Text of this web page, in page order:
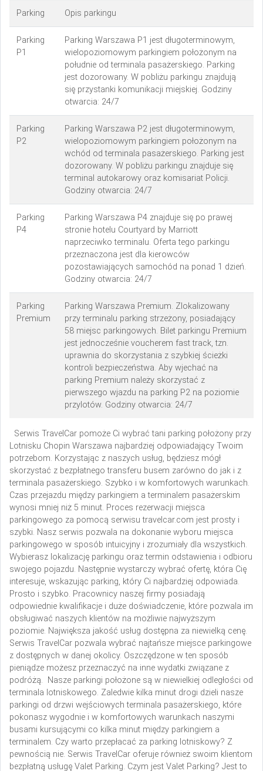
Parking
Opis parkingu
Parking
P1
Parking Warszawa P1 jest długoterminowym,
wielopoziomowym parkingiem położonym na
południe od terminala pasażerskiego. Parking
jest dozorowany. W pobliżu parkingu znajdują
się przystanki komunikacji miejskiej. Godziny
otwarcia: 24/7
Parking
P2
Parking Warszawa P2 jest długoterminowym,
wielopoziomowym parkingiem położonym na
wchód od terminala pasażerskiego. Parking jest
dozorowany. W pobliżu parkingu znajduje się
terminal autokarowy oraz komisariat Policji.
Godziny otwarcia: 24/7
Parking
P4
Parking Warszawa P4 znajduje się po prawej
stronie hotelu Courtyard by Marriott
naprzeciwko terminalu. Oferta tego parkingu
przeznaczona jest dla kierowców
pozostawiających samochód na ponad 1 dzień.
Godziny otwarcia: 24/7
Parking
Premium
Parking Warszawa Premium. Zlokalizowany
przy terminalu parking strzeżony, posiadający
58 miejsc parkingowych. Bilet parkingu Premium
jest jednocześnie voucherem fast track, tzn.
uprawnia do skorzystania z szybkiej ścieżki
kontroli bezpieczeństwa. Aby wjechać na
parking Premium należy skorzystać z
pierwszego wjazdu na parking P2 na poziomie
przylotów. Godziny otwarcia: 24/7
Serwis TravelCar pomoże Ci wybrać tani parking położony przy
Lotnisku Chopin Warszawa najbardziej odpowiadający Twoim
potrzebom. Korzystając z naszych usług, będziesz mógł
skorzystać z bezpłatnego transferu busem zarówno do jak i z
terminala pasażerskiego. Szybko i w komfortowych warunkach.
Czas przejazdu między parkingiem a terminalem pasażerskim
wynosi mniej niż 5 minut. Proces rezerwacji miejsca
parkingowego za pomocą serwisu travelcar.com jest prosty i
szybki. Nasz serwis pozwala na dokonanie wyboru miejsca
parkingowego w sposób intuicyjny i zrozumiały dla wszystkich.
Wybierasz lokalizację parkingu oraz termin odstawienia i odbioru
swojego pojazdu. Następnie wystarczy wybrać ofertę, która Cię
interesuje, wskazując parking, który Ci najbardziej odpowiada.
Prosto i szybko. Pracownicy naszej firmy posiadają
odpowiednie kwalifikacje i duże doświadczenie, które pozwala im
obsługiwać naszych klientów na możliwie najwyższym
poziomie. Największa jakość usług dostępna za niewielką cenę.
Serwis TravelCar pozwala wybrać najtańsze miejsce parkingowe
z dostępnych w danej okolicy. Oszczędzone w ten sposób
pieniądze możesz przeznaczyć na inne wydatki związane z
podróżą. Nasze parkingi położone są w niewielkiej odległości od
terminala lotniskowego. Zaledwie kilka minut drogi dzieli nasze
parkingi od drzwi wejściowych terminala pasażerskiego, które
pokonasz wygodnie i w komfortowych warunkach naszymi
busami kursującymi co kilka minut między parkingiem a
terminalem. Czy warto przepłacać za parking lotniskowy? Z
pewnością nie. Serwis TravelCar oferuje również swoim klientom
bezpłatną usługę Valet Parking. Czym jest Valet Parking? Jest to